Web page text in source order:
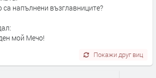
са напълнени възглавниците?
мой Мечо!
Покажи друг виц